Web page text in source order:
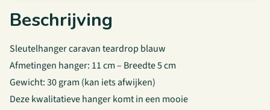
Beschrijving
Sleutelhanger caravan teardrop blauw
Afmetingen hanger: 11 cm – Breedte 5 cm
Gewicht: 30 gram (kan iets afwijken)
Deze kwalitatieve hanger komt in een mooie